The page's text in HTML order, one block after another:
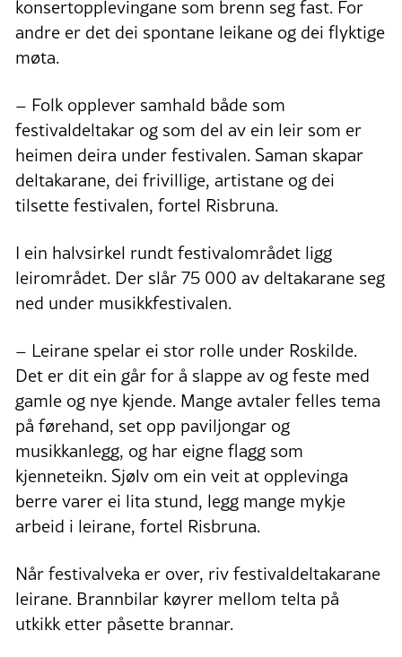
konsertopplevingane som brenn seg fast. For
andre er det dei spontane leikane og dei flyktige
møta.
– Folk opplever samhald både som
festivaldeltakar og som del av ein leir som er
heimen deira under festivalen. Saman skapar
deltakarane, dei frivillige, artistane og dei
tilsette festivalen, fortel Risbruna.
I ein halvsirkel rundt festivalområdet ligg
leirområdet. Der slår 75 000 av deltakarane seg
ned under musikkfestivalen.
– Leirane spelar ei stor rolle under Roskilde.
Det er dit ein går for å slappe av og feste med
gamle og nye kjende. Mange avtaler felles tema
på førehand, set opp paviljongar og
musikkanlegg, og har eigne flagg som
kjenneteikn. Sjølv om ein veit at opplevinga
berre varer ei lita stund, legg mange mykje
arbeid i leirane, fortel Risbruna.
Når festivalveka er over, riv festivaldeltakarane
leirane. Brannbilar køyrer mellom telta på
utkikk etter påsette brannar.